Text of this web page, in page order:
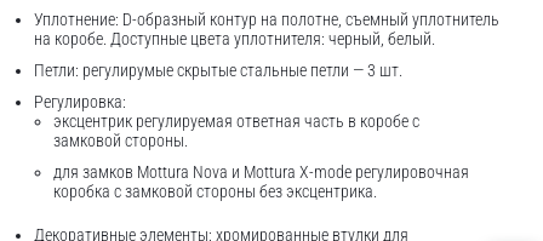
Уплотнение: D-образный контур на полотне, съемный уплотнитель
на коробе. Доступные цвета уплотнителя: черный, белый.
Петли: регулирумые скрытые стальные петли — 3 шт.
Регулировка:
эксцентрик регулируемая ответная часть в коробе с
замковой стороны.
для замков Mottura Nova и Mottura X-mode регулировочная
коробка с замковой стороны без эксцентрика.
Декоративные элементы: хромированные втулки для